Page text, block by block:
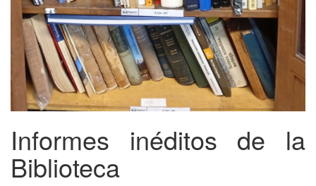
Informes inéditos de la
Biblioteca